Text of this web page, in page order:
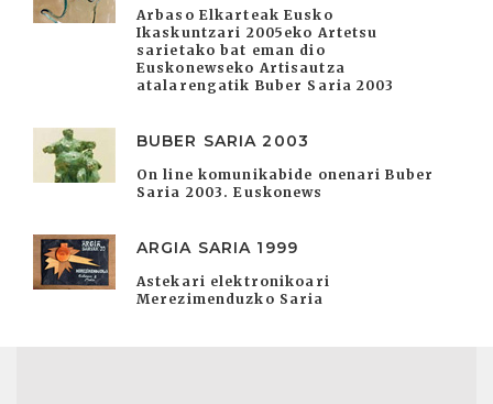
Arbaso Elkarteak Eusko
Ikaskuntzari 2005eko Artetsu
sarietako bat eman dio
Euskonewseko Artisautza
atalarengatik Buber Saria 2003
BUBER SARIA 2003
On line komunikabide onenari Buber
Saria 2003. Euskonews
ARGIA SARIA 1999
Astekari elektronikoari
Merezimenduzko Saria